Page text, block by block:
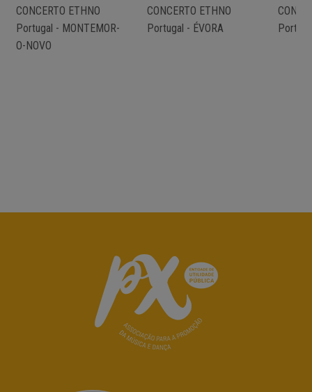
CONCERTO ETHNO
Portugal - MONTEMOR-
O-NOVO
CONCERTO ETHNO
Portugal - ÉVORA